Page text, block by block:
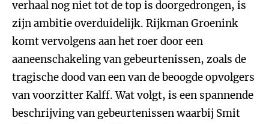
verhaal nog niet tot de top is doorgedrongen, is
zijn ambitie overduidelijk. Rijkman Groenink
komt vervolgens aan het roer door een
aaneenschakeling van gebeurtenissen, zoals de
tragische dood van een van de beoogde opvolgers
van voorzitter Kalff. Wat volgt, is een spannende
beschrijving van gebeurtenissen waarbij Smit